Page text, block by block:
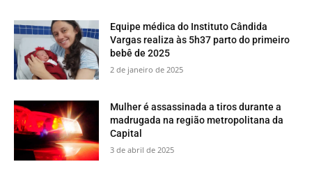
Equipe médica do Instituto Cândida
Vargas realiza às 5h37 parto do primeiro
bebê de 2025
2 de janeiro de 2025
Mulher é assassinada a tiros durante a
madrugada na região metropolitana da
Capital
3 de abril de 2025